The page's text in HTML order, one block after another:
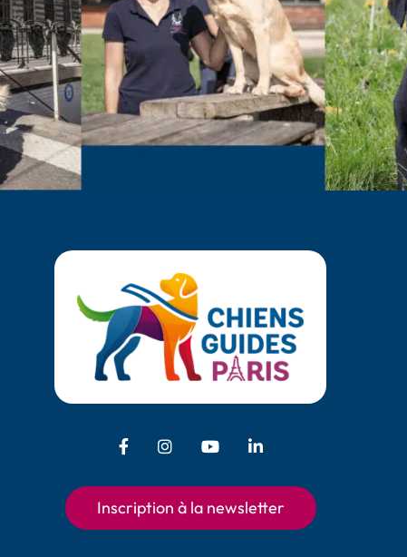
Facebook - Chiens Guides Paris
Instagram - Chiens Guides Paris
Youtube - Chiens Guides
LinkedIn - Chiens
Inscription à la newsletter